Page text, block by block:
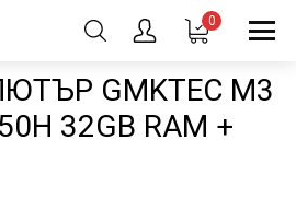
0
GMKTEC M3
32GB RAM +